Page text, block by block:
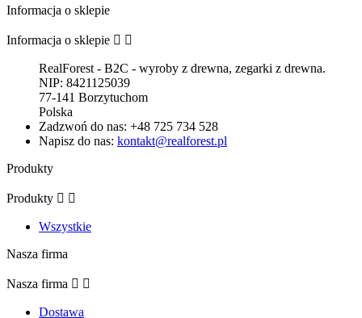
Informacja o sklepie
Informacja o sklepie  
RealForest - B2C - wyroby z drewna, zegarki z drewna.
NIP: 8421125039
77-141 Borzytuchom
Polska
Zadzwoń do nas: +48 725 734 528
Napisz do nas: kontakt@realforest.pl
Produkty
Produkty  
Wszystkie
Nasza firma
Nasza firma  
Dostawa